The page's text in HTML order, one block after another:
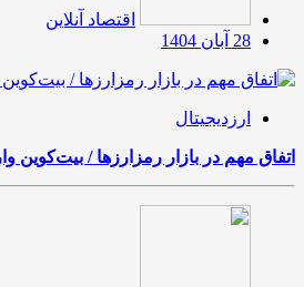
اقتصاد آنلاین
28 آبان 1404
ارزدیجیتال
اتفاق مهم در بازار رمزارزها / بیت‌کوین